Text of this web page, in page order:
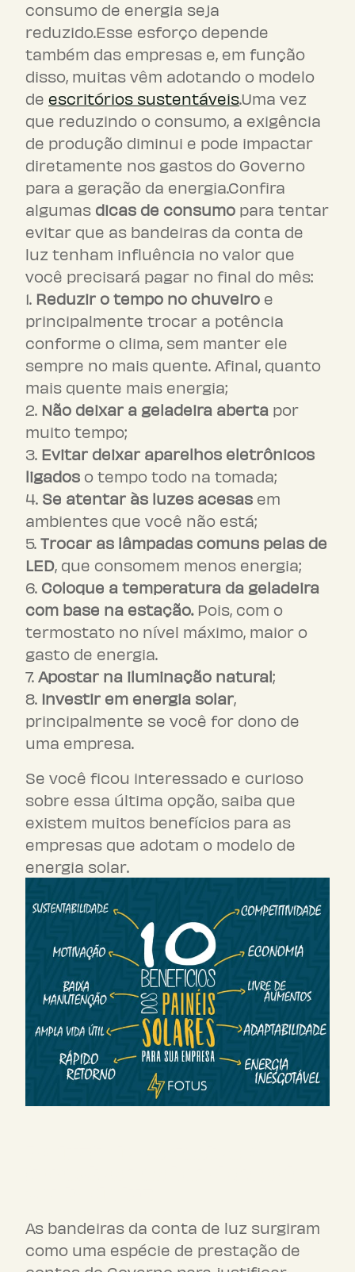
consumo de energia seja
reduzido.Esse esforço depende
também das empresas e, em função
disso, muitas vêm adotando o modelo
de escritórios sustentáveis.Uma vez
que reduzindo o consumo, a exigência
de produção diminui e pode impactar
diretamente nos gastos do Governo
para a geração da energia.Confira
algumas dicas de consumo para tentar
evitar que as bandeiras da conta de
luz tenham influência no valor que
você precisará pagar no final do mês:
Reduzir o tempo no chuveiro e
principalmente trocar a potência
conforme o clima, sem manter ele
sempre no mais quente. Afinal, quanto
mais quente mais energia;
Não deixar a geladeira aberta por
muito tempo;
Evitar deixar aparelhos eletrônicos
ligados o tempo todo na tomada;
Se atentar às luzes acesas em
ambientes que você não está;
Trocar as lâmpadas comuns pelas de
LED, que consomem menos energia;
Coloque a temperatura da geladeira
com base na estação.Pois, com o
termostato no nível máximo, maior o
gasto de energia.
Apostar na iluminação natural;
Investir em energia solar,
principalmente se você for dono de
uma empresa.
Se você ficou interessado e curioso
sobre essa última opção, saiba que
existem muitos benefícios para as
empresas que adotam o modelo de
energia solar.
As bandeiras da conta de luz surgiram
como uma espécie de prestação de